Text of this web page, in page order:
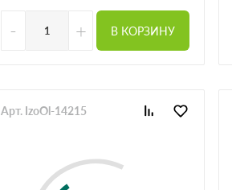
- + В КОРЗИНУ
Арт. IzoOl-14215